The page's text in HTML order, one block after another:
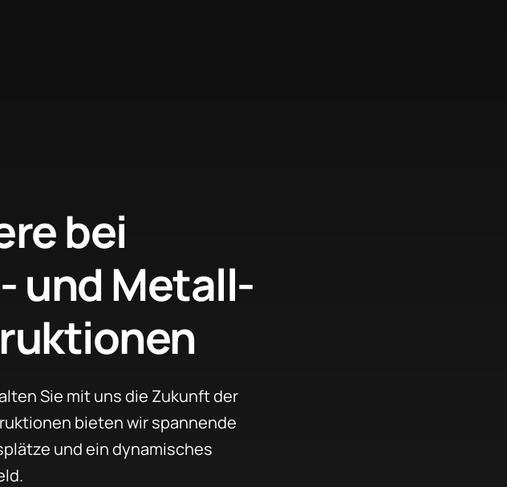
bei
und Metall­
Sie mit uns die Zukunft der
bieten wir spannende
und ein dynamisches